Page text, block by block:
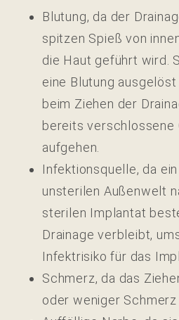
Blutung, da der
spitzen Spieß von
die Haut geführt wird.
eine Blutung
beim Ziehen der
bereits verschlossene
aufgehen.
Infektionsquelle, da
unsterilen Außenwelt
sterilen Implantat
Drainage verbleibt,
Infektrisiko für das
Schmerz, da das
oder weniger Schmerz